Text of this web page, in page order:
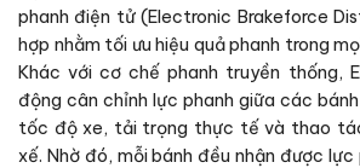
phanh điện tử (Electronic Brakeforce
hợp nhằm tối ưu hiệu quả phanh trong
Khác với cơ chế phanh truyền thống,
động cân chỉnh lực phanh giữa các
tốc độ xe, tải trọng thực tế và thao
xế. Nhờ đó, mỗi bánh đều nhận được lực